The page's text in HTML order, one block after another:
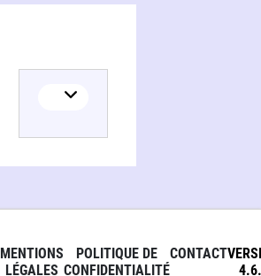
MENTIONS
LÉGALES
POLITIQUE DE
CONFIDENTIALITÉ
CONTACT